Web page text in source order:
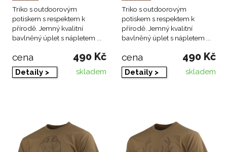
Triko s outdoorovým
potiskem s respektem k
přírodě. Jemný kvalitní
bavlněný úplet s nápletem ...
cena 490 Kč
Detaily > skladem
Triko s outdoorovým
potiskem s respektem k
přírodě. Jemný kvalitní
bavlněný úplet s nápletem ...
cena 490 Kč
Detaily > skladem